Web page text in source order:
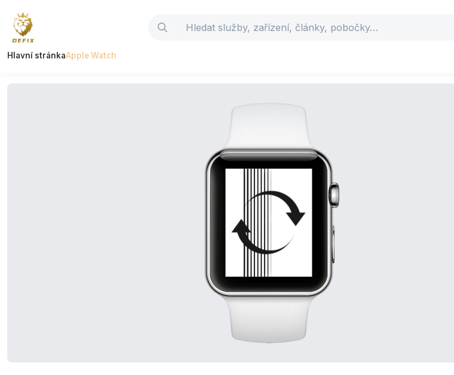
Hlavní stránkaApple Watch